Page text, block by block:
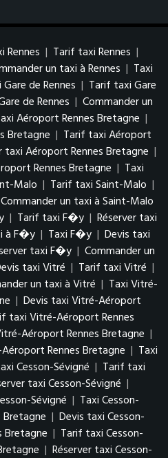
Rennes | Tarif taxi Rennes |
un taxi à Rennes | Taxi
de Rennes | Tarif taxi Gare
de Rennes | Commander un
Aéroport Rennes Bretagne |
Bretagne | Tarif taxi Aéroport
taxi Aéroport Rennes Bretagne |
Rennes Bretagne | Taxi
Malo | Tarif taxi Saint-Malo |
Commander un taxi à Saint-Malo
| Tarif taxi F�y | Réserver taxi
à F�y | Taxi F�y | Devis taxi
taxi F�y | Commander un
taxi Vitré | Tarif taxi Vitré |
un taxi à Vitré | Taxi Vitré-
| Devis taxi Vitré-Aéroport
taxi Vitré-Aéroport Rennes
Aéroport Rennes Bretagne |
Rennes Bretagne | Taxi
Cesson-Sévigné | Tarif taxi
taxi Cesson-Sévigné |
Sévigné | Taxi Cesson-
| Devis taxi Cesson-
Bretagne | Tarif taxi Cesson-
| Réserver taxi Cesson-